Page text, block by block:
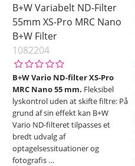
B+W Variabelt ND-Filter
55mm XS-Pro MRC Nano
B+W Filter
1082204
B+W Vario ND-filter XS-Pro
MRC Nano 55 mm. Fleksibel
lyskontrol uden at skifte filtre: På
grund af sin effekt kan B+W
Vario ND-filteret tilpasses et
bredt udvalg af
optagelsessituationer og
fotografis …